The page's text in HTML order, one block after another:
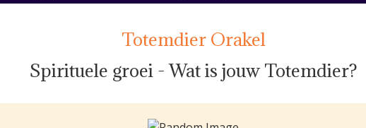
Totemdier Orakel
Spirituele groei - Wat is jouw Totemdier?